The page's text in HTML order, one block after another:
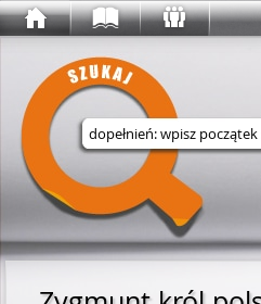
Wyszukaj w